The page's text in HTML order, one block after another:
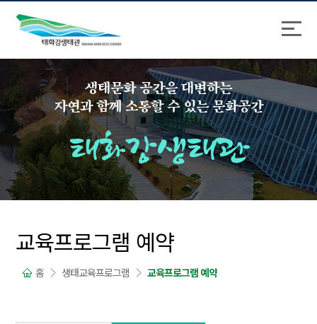
생태문화 공간을 대변하는
자연과 함께 소통할 수 있는 문화공간
태화강생태관
교육프로그램 예약
홈 생태교육프로그램 교육프로그램 예약